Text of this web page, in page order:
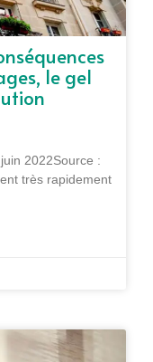
le gel
2022Source :
très rapidement